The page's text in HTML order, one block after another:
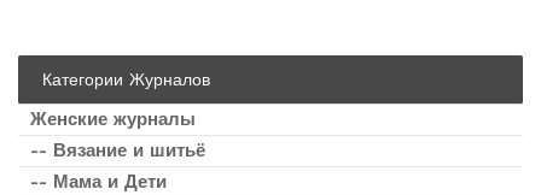
Категории Журналов
Женские журналы
-- Вязание и шитьё
-- Мама и Дети